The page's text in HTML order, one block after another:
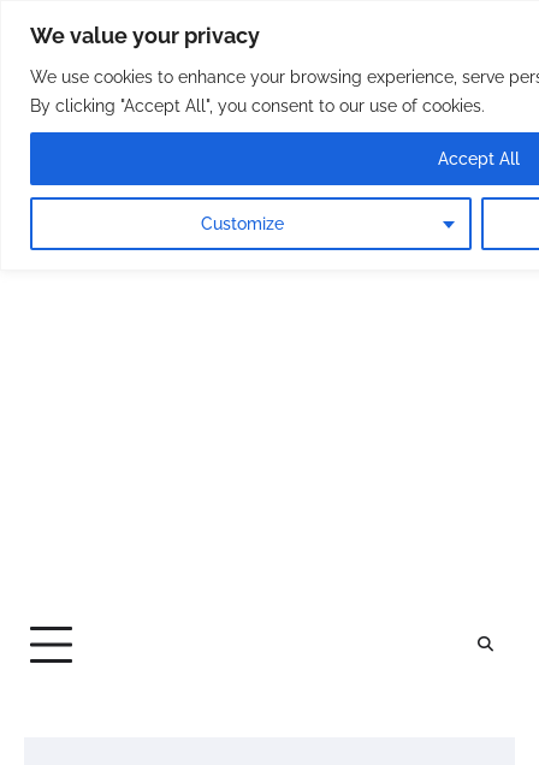
We value your privacy
We use cookies to enhance your browsing experience, serve
By clicking "Accept All", you consent to our use of cookies.
Customize
Accept All
content
Osterreichische Pfarreie